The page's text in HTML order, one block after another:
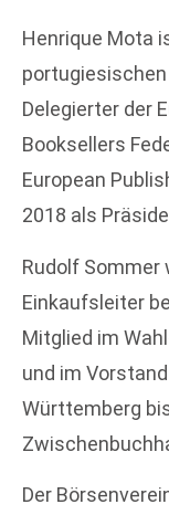
Henrique Mota
portugiesischen
Delegierter der
Booksellers
European
2018 als
Rudolf Sommer
Einkaufsleiter
Mitglied im
und im
Württemberg
Der